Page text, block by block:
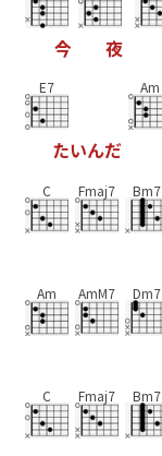
今 夜
E7
たいんだ
Am
C Fmaj7 Bm7
Am AmM7 Dm7
C Fmaj7 Bm7